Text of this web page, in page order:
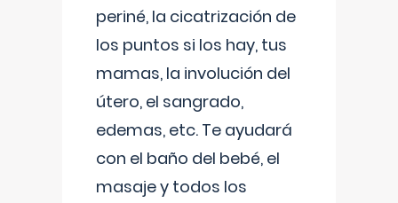
periné, la cicatrización de
los puntos si los hay, tus
mamas, la involución del
útero, el sangrado,
edemas, etc. Te ayudará
con el baño del bebé, el
masaje y todos los